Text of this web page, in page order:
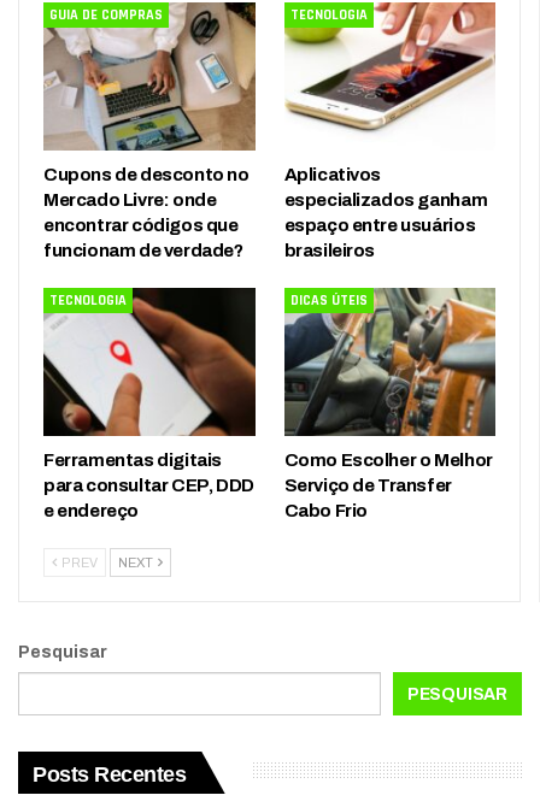
GUIA DE COMPRAS
Cupons de desconto no
Mercado Livre: onde
encontrar códigos que
funcionam de verdade?
TECNOLOGIA
Aplicativos
especializados ganham
espaço entre usuários
brasileiros
TECNOLOGIA
Ferramentas digitais
para consultar CEP, DDD
e endereço
DICAS ÚTEIS
Como Escolher o Melhor
Serviço de Transfer
Cabo Frio
PREV NEXT
Pesquisar
PESQUISAR
Posts Recentes